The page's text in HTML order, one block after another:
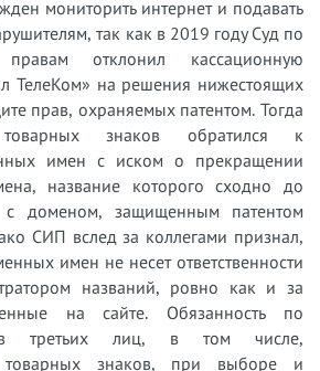
мониторить интернет и подавать
так как в 2019 году Суд по
правам отклонил кассационную
ТелеКом» на решения нижестоящих
прав, охраняемых патентом. Тогда
товарных знаков обратился к
имен с иском о прекращении
название которого сходно до
с доменом, защищенным патентом
СИП вслед за коллегами признал,
имен не несет ответственности
названий, ровно как и за
на сайте. Обязанность по
третьих лиц, в том числе,
товарных знаков, при выборе и